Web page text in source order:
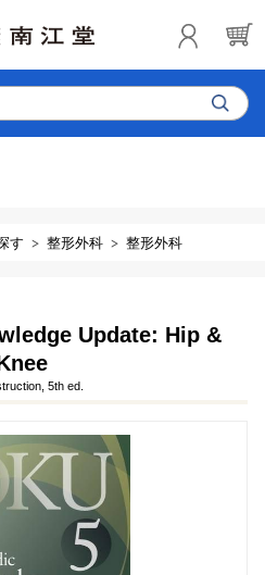
す 整形外科 整形外科
Update: Hip &
5th ed.